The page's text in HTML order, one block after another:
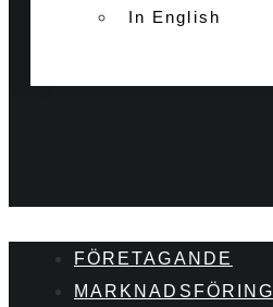
In English
FÖRETAGANDE
MARKNADSFÖRING